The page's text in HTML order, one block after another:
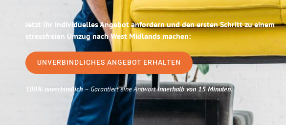
Jetzt Ihr individuelles Angebot anfordern und den ersten Schritt zu einem
stressfreien Umzug nach West Midlands machen:
UNVERBINDLICHES ANGEBOT ERHALTEN
100% unverbindlich– Garantiert eine Antwortinnerhalb von 15 Minuten.